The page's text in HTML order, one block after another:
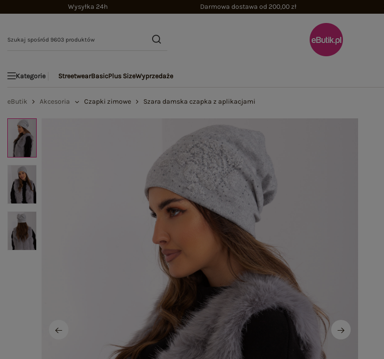
Wysyłka 24h Darmowa dostawa od 200,00 zł
Kategorie StreetwearBasicPlus SizeWyprzedaże
eButik Akcesoria Czapki zimowe Szara damska czapka z aplikacjami